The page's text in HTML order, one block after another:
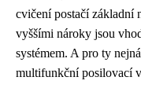
cvičení postačí základní
vyššími nároky jsou
systémem. A pro ty
multifunkční posilovací